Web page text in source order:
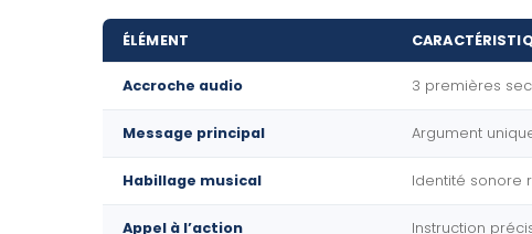
ÉLÉMENT
Accroche audio 3 premières
Message principal Argument
Habillage musical Identité sonore
Appel à l’action Instruction